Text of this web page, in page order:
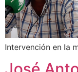
Intervención en la